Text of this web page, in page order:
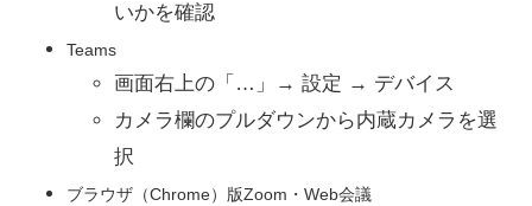
いかを確認
Teams
画面右上の「…」→ 設定 → デバイス
カメラ欄のプルダウンから内蔵カメラを選
択
ブラウザ（Chrome）版Zoom・Web会議